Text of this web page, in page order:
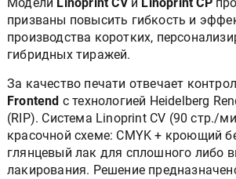
призваны повысить гибкость и
производства коротких,
гибридных тиражей.
За качество печати отвечает
Frontend с технологией Heidelberg
(RIP). Система Linoprint CV (90 стр./
красочной схеме: CMYK + кроющий
глянцевый лак для сплошного либо
лакирования. Решение